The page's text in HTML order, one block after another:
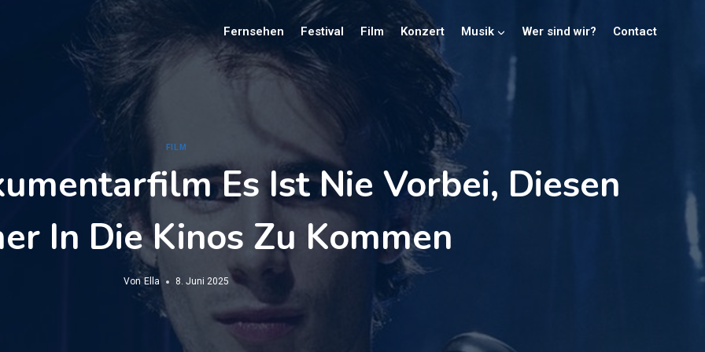
Fernsehen Festival Film Konzert Musik Wer sind wir? Contact
FILM
Es Ist Nie Vorbei, Diesen
In Die Kinos Zu Kommen
Von Ella 8. Juni 2025